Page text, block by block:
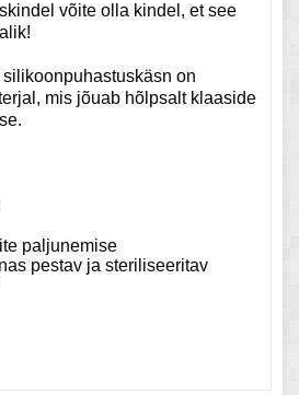
võite olla kindel, et see
on
mis jõuab hõlpsalt klaaside
paljunemise
pestav ja steriliseeritav